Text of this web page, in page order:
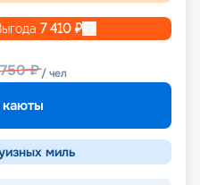
7 410 ₽
₽/ чел
миль